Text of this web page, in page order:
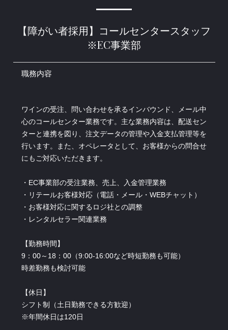
【障がい者採用】コールセンタースタッフ
※EC事業部
職務内容
ワインの受注、問い合わせを承るインバウンド、メール中
心のコールセンター業務です。主な業務内容は、配送セン
ターと連携を図り、注文データの管理や入金支払管理等を
行います。また、オペレータとして、お客様からの問合せ
にもご対応いただきます。
・EC事業部の受注業務、売上、入金管理業務
・リテールお客様対応（電話・メール・WEBチャット）
・お客様対応に関するロジ社との調整
・レンタルセラー関連業務
【勤務時間】
9：00～18：00（9:00-16:00など時短勤務も可能）
時差勤務も検討可能
【休日】
シフト制（土日勤務できる方歓迎）
※年間休日は120日